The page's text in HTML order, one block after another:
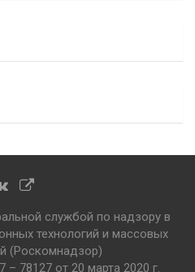
службой по надзору в
технологий и массовых
(Роскомнадзор)
78127 от 20 марта 2020 г.